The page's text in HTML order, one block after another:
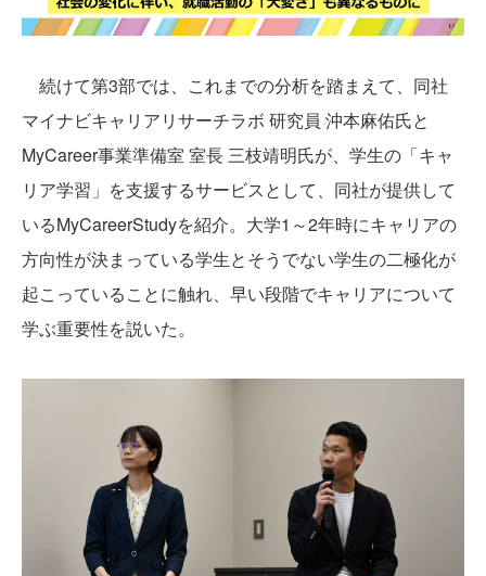
続けて第3部では、これまでの分析を踏まえて、同社
マイナビキャリアリサーチラボ 研究員 沖本麻佑氏と
MyCareer事業準備室 室長 三枝靖明氏が、学生の「キャ
リア学習」を支援するサービスとして、同社が提供して
いるMyCareerStudyを紹介。大学1～2年時にキャリアの
方向性が決まっている学生とそうでない学生の二極化が
起こっていることに触れ、早い段階でキャリアについて
学ぶ重要性を説いた。